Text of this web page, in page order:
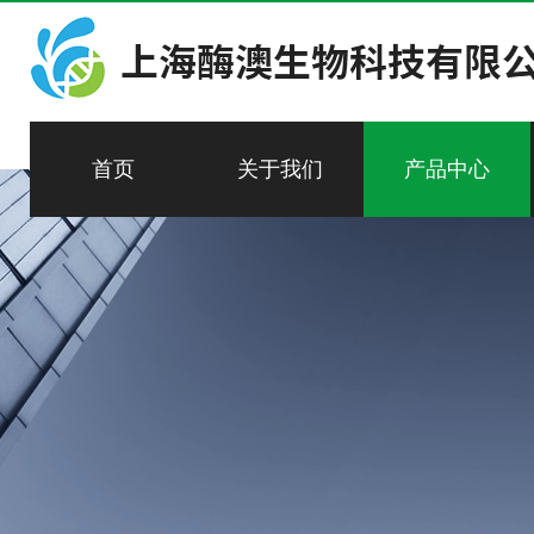
首页 关于我们 产品中心